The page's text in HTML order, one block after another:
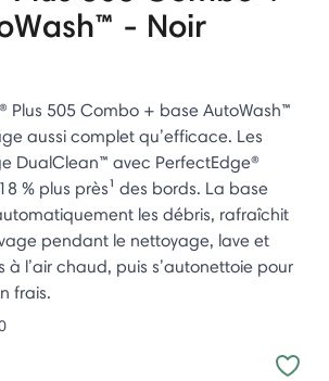
- Noir
Plus 505 Combo + base AutoWash™
aussi complet qu’efficace. Les
DualClean™ avec PerfectEdge®
% plus près¹ des bords. La base
les débris, rafraîchit
pendant le nettoyage, lave et
à l’air chaud, puis s’autonettoie pour
frais.